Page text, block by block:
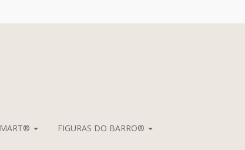
FIGURAS DO BARRO®